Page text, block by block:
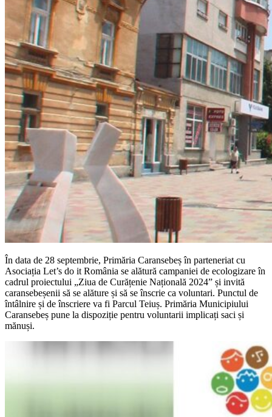
În data de 28 septembrie, Primăria Caransebeș în parteneriat cu
Asociația Let’s do it România se alătură campaniei de ecologizare în
cadrul proiectului „Ziua de Curățenie Națională 2024” și invită
caransebeșenii să se alăture și să se înscrie ca voluntari. Punctul de
întâlnire și de înscriere va fi Parcul Teiuș. Primăria Municipiului
Caransebeș pune la dispoziție pentru voluntarii implicați saci și
mănuși.